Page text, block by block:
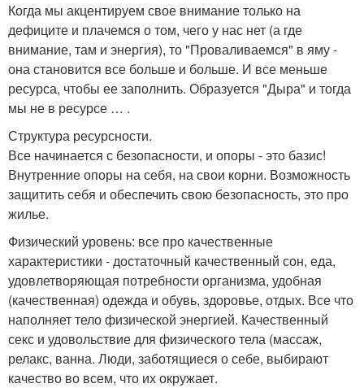
Когда мы акцентируем свое внимание только на
дефиците и плачемся о том, чего у нас нет (а где
внимание, там и энергия), то "Проваливаемся" в яму -
она становится все больше и больше. И все меньше
ресурса, чтобы ее заполнить. Образуется "Дыра" и тогда
мы не в ресурсе … .
Структура ресурсности.
Все начинается с безопасности, и опоры - это базис!
Внутренние опоры на себя, на свои корни. Возможность
защитить себя и обеспечить свою безопасность, это про
жилье.
Физический уровень: все про качественные
характеристики - достаточный качественный сон, еда,
удовлетворяющая потребности организма, удобная
(качественная) одежда и обувь, здоровье, отдых. Все что
наполняет тело физической энергией. Качественный
секс и удовольствие для физического тела (массаж,
релакс, ванна. Люди, заботящиеся о себе, выбирают
качество во всем, что их окружает.